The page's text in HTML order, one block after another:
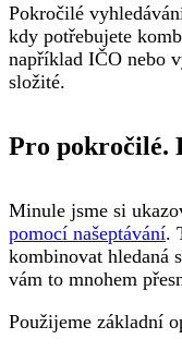
Pokročilé
kdy potřebujete
například IČO nebo
složité.
Pro pokročilé.
Minule jsme si
pomocí našeptávání.
kombinovat hledaná
vám to mnohem
Použijeme základní